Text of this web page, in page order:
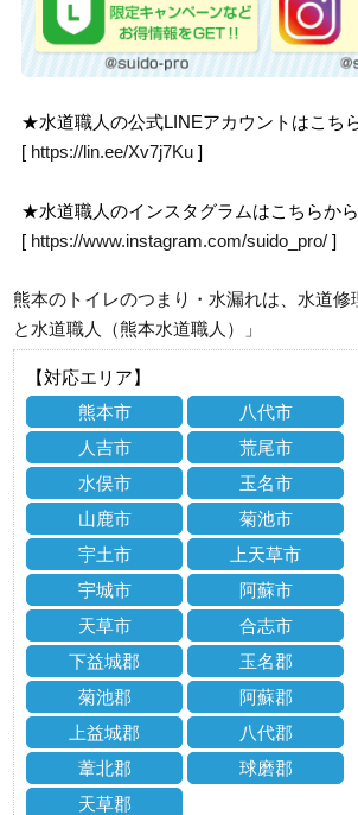
★水道職人の公式LINEアカウントはこち
[ https://lin.ee/Xv7j7Ku ]
★水道職人のインスタグラムはこちらから
[ https://www.instagram.com/suido_pro/ ]
熊本のトイレのつまり・水漏れは、水道修
と水道職人（熊本水道職人）」
【対応エリア】
熊本市
八代市
人吉市
荒尾市
水俣市
玉名市
山鹿市
菊池市
宇土市
上天草市
宇城市
阿蘇市
天草市
合志市
下益城郡
玉名郡
菊池郡
阿蘇郡
上益城郡
八代郡
葦北郡
球磨郡
天草郡